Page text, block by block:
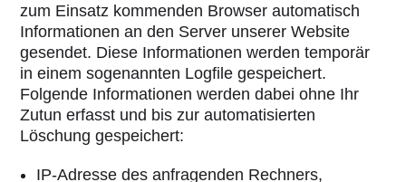
zum Einsatz kommenden Browser automatisch
Informationen an den Server unserer Website
gesendet. Diese Informationen werden temporär
in einem sogenannten Logfile gespeichert.
Folgende Informationen werden dabei ohne Ihr
Zutun erfasst und bis zur automatisierten
Löschung gespeichert:
IP-Adresse des anfragenden Rechners,